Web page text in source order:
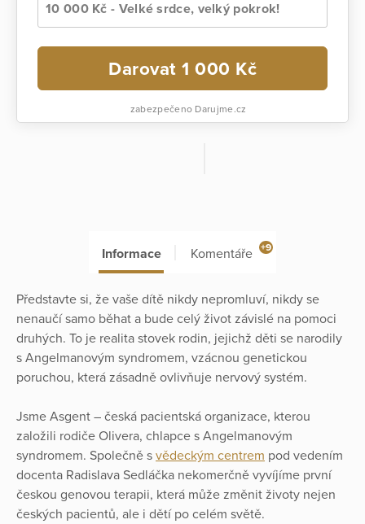
10 000 Kč - Velké srdce, velký pokrok!
Darovat 1 000 Kč
zabezpečeno Darujme.cz
Informace Komentáře +9
Představte si, že vaše dítě nikdy nepromluví, nikdy se
nenaučí samo běhat a bude celý život závislé na pomoci
druhých. To je realita stovek rodin, jejichž děti se narodily
s Angelmanovým syndromem, vzácnou genetickou
poruchou, která zásadně ovlivňuje nervový systém.
Jsme Asgent – česká pacientská organizace, kterou
založili rodiče Olivera, chlapce s Angelmanovým
syndromem. Společně s vědeckým centrem pod vedením
docenta Radislava Sedláčka nekomerčně vyvíjíme první
českou genovou terapii, která může změnit životy nejen
českých pacientů, ale i dětí po celém světě.